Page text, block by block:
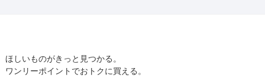
ほしいものがきっと見つかる。
ワンリーポイントでおトクに買える。